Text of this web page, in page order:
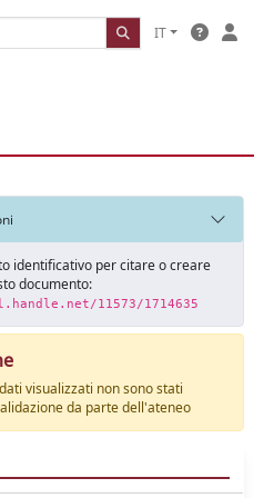
IT
identificativo per citare o creare
documento:
11573/1714635
visualizzati non sono stati
da parte dell'ateneo